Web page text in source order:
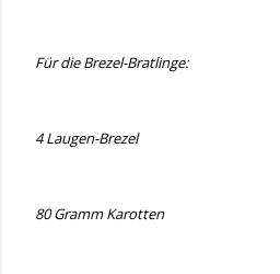
Für die Brezel-Bratlinge:
4 Laugen-Brezel
80 Gramm Karotten